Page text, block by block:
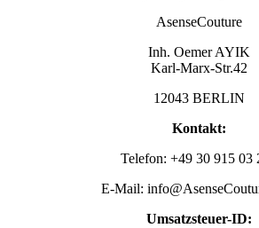
AsenseCouture
Inh. Oemer AYIK
Karl-Marx-Str.42
12043 BERLIN
Kontakt:
Telefon: +49 30 915 03
E-Mail:
Umsatzsteuer-ID: